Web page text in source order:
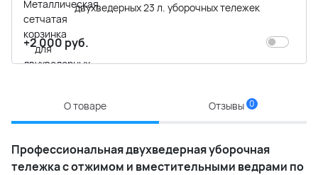
двухведерных 23 л. уборочных тележек
+2 000 руб.
О товаре Отзывы 0
Профессиональная двухведерная уборочная
тележка с отжимом и вместительными ведрами по